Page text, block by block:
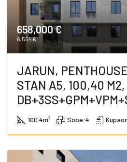
658,000 €
6,554 €
JARUN,
STAN A5, 100,40 M2,
100.4m² Sobe:4